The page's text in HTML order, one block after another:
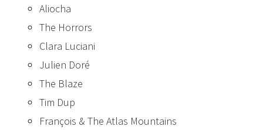
Aliocha
The Horrors
Clara Luciani
Julien Doré
The Blaze
Tim Dup
François & The Atlas Mountains